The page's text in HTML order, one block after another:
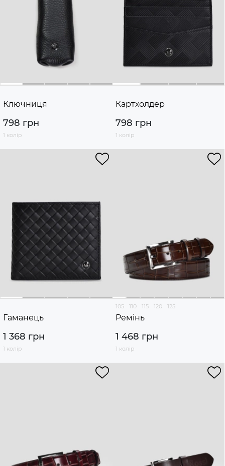
Ключниця
798 грн
1 колір
Картхолдер
798 грн
1 колір
Гаманець
1 368 грн
1 колір
105 110 115 120 125
Ремінь
1 468 грн
1 колір